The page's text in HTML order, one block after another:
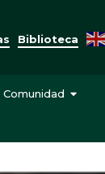
Biblioteca
Comunidad